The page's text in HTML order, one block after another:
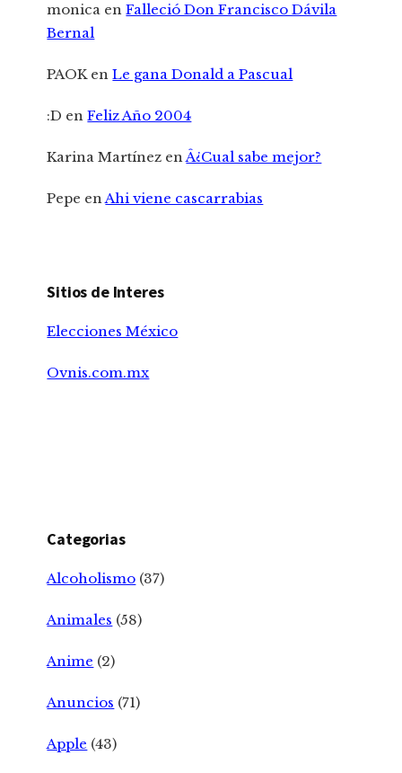
monica enFalleció Don Francisco Dávila
Bernal
PAOKenLe gana Donald a Pascual
:D enFeliz Año 2004
Karina Martínez enÂ¿Cual sabe mejor?
Pepe enAhi viene cascarrabias
Sitios de Interes
Elecciones México
Ovnis.com.mx
Categorias
Alcoholismo (37)
Animales (58)
Anime (2)
Anuncios (71)
Apple (43)